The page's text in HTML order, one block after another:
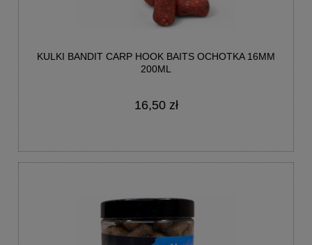
KULKI BANDIT CARP HOOK BAITS OCHOTKA 16MM
200ML
16,50 zł